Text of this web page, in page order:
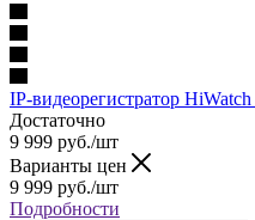
IP-видеорегистратор
Достаточно
9 999 руб./шт
Варианты цен
9 999 руб./шт
Подробности